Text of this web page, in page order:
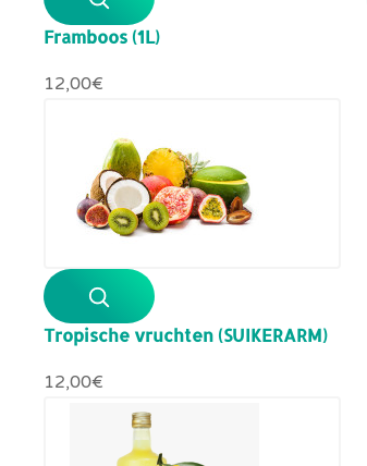
Framboos (1L)
12,00‎€
Tropische vruchten (SUIKERARM)
12,00‎€